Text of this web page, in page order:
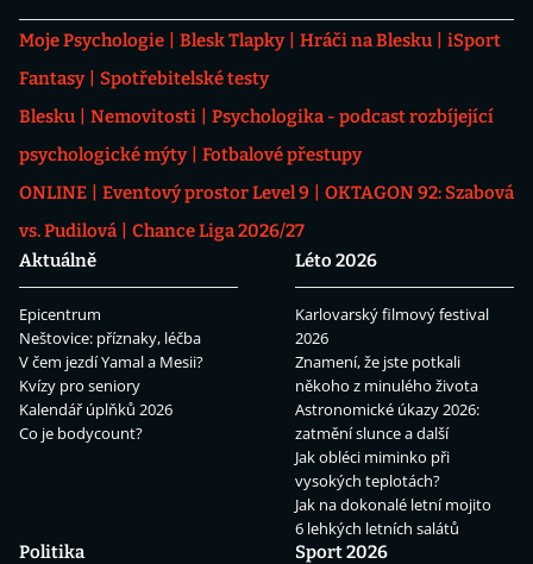
Moje Psychologie Blesk Tlapky Hráči na Blesku
iSport
Fantasy
Spotřebitelské testy
Blesku
Nemovitosti
Psychologika - podcast rozbíjející
psychologické mýty
Fotbalové přestupy
ONLINE
Eventový prostor Level 9
OKTAGON 92: Szabová
vs. Pudilová
Chance Liga 2026/27
Aktuálně
Epicentrum
Neštovice: příznaky, léčba
V čem jezdí Yamal a Mesii?
Kvízy pro seniory
Kalendář úplňků 2026
Co je bodycount?
Léto 2026
Karlovarský filmový festival
2026
Znamení, že jste potkali
někoho z minulého života
Astronomické úkazy 2026:
zatmění slunce a další
Jak obléci miminko při
vysokých teplotách?
Jak na dokonalé letní mojito
6 lehkých letních salátů
Politika
Sport 2026